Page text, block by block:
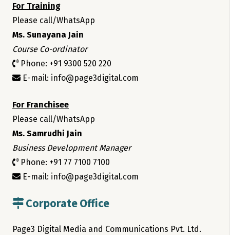
For Training
Please call/WhatsApp
Ms. Sunayana Jain
Course Co-ordinator
Phone: +91 9300 520 220
E-mail: info@page3digital.com
For Franchisee
Please call/WhatsApp
Ms. Samrudhi Jain
Business Development Manager
Phone: +91 77 7100 7100
E-mail: info@page3digital.com
Corporate Office
Page3 Digital Media and Communications Pvt. Ltd.